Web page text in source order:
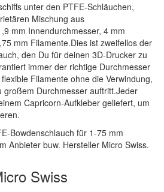
unter den PTFE-Schläuchen,
Mischung aus
mm Innendurchmesser, 4 mm
mm Filamente.Dies ist zweifellos der
den Du für deinen 3D-Drucker zu
immer der richtige Durchmesser
Filamente ohne die Verwindung,
großem Durchmesser auftritt.Jeder
Capricorn-Aufkleber geliefert, um
Bowdenschlauch für 1-75 mm
Anbieter buw. Hersteller Micro Swiss.
Swiss